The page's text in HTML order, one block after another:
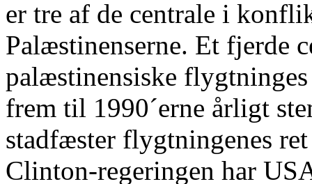
er tre af de centrale i
Palæstinenserne. Et fjerde
palæstinensiske
frem til 1990´erne årligt
stadfæster flygtningenes
Clinton-regeringen har